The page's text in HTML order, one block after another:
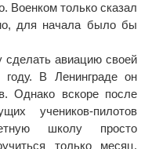
Военком только сказал
для начала было бы
сделать авиацию своей
В Ленинграде он
Однако вскоре после
учеников-пилотов
школу просто
только месяц.